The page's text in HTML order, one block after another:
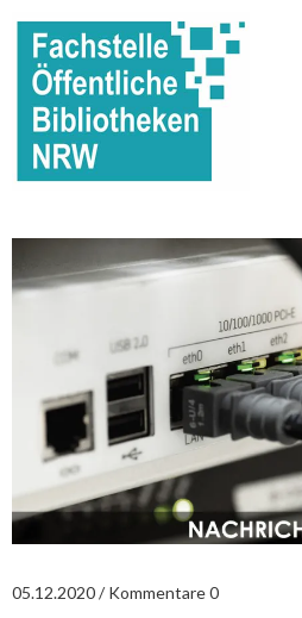
05.12.2020 Kommentare 0